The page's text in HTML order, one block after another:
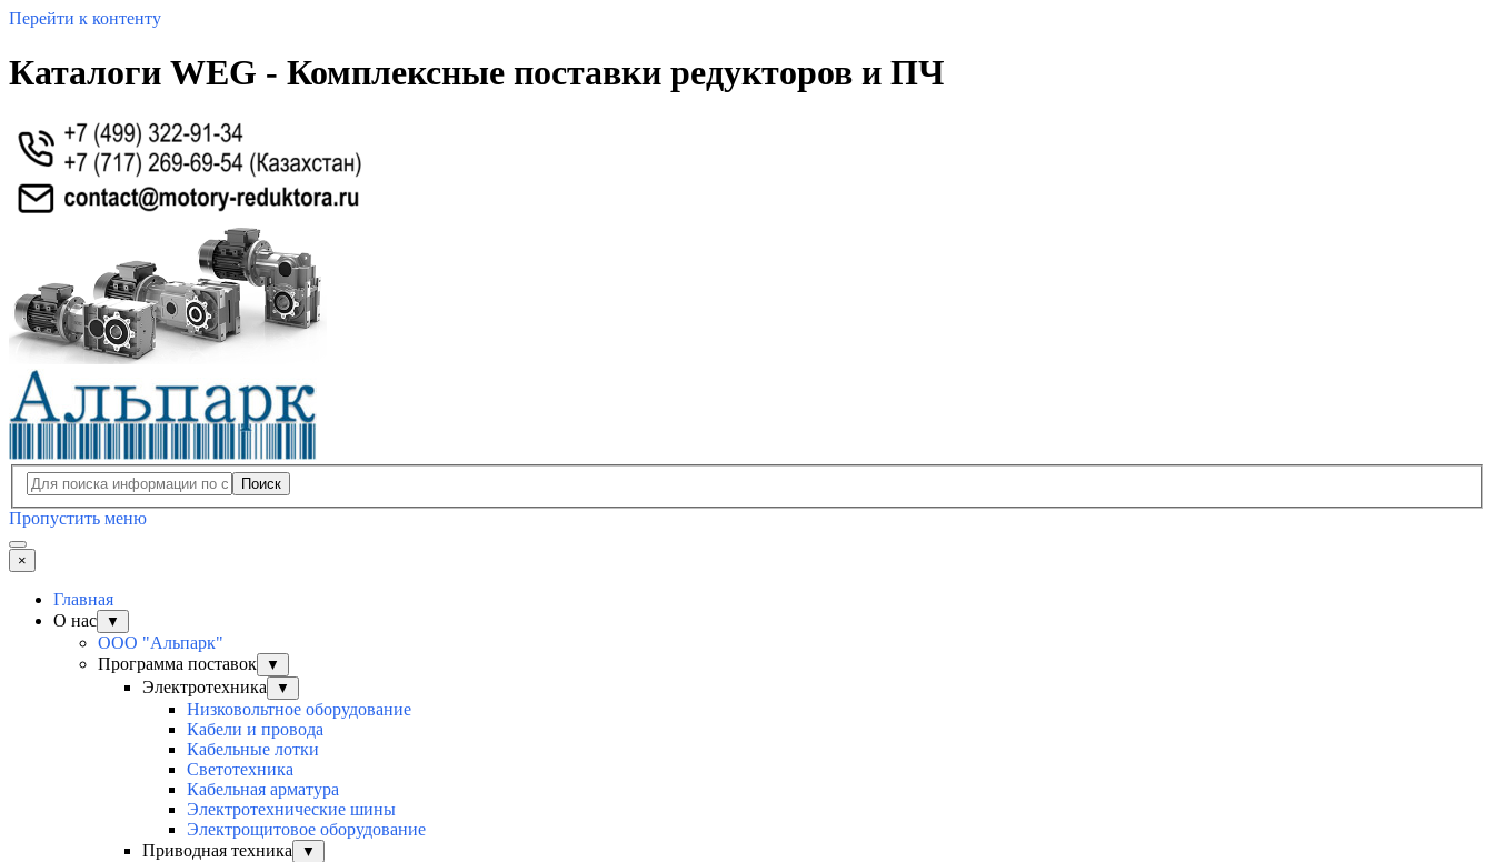
Перейти к контенту
Каталоги WEG - Комплексные поставки редукторов и ПЧ
Поиск
Пропустить меню
×
Главная
О нас
▼
ООО "Альпарк"
Программа поставок
▼
Электротехника ▼
Низковольтное оборудование
Кабели и провода
Кабельные лотки
Светотехника
Кабельная арматура
Электротехнические шины
Электрощитовое оборудование
Приводная техника
▼